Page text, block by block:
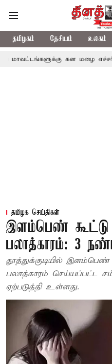
தமிழகம் தேசியம் உலகம்
கன மழை எச்சரிக்கை
தமிழக செய்திகள்
இளம்பெண் கூட்டு
பலாத்காரம்: 3
தூத்துக்குடியில் இளம்பெண்
பலாத்காரம் செய்யப்பட்ட
ஏற்படுத்தி உள்ளது.